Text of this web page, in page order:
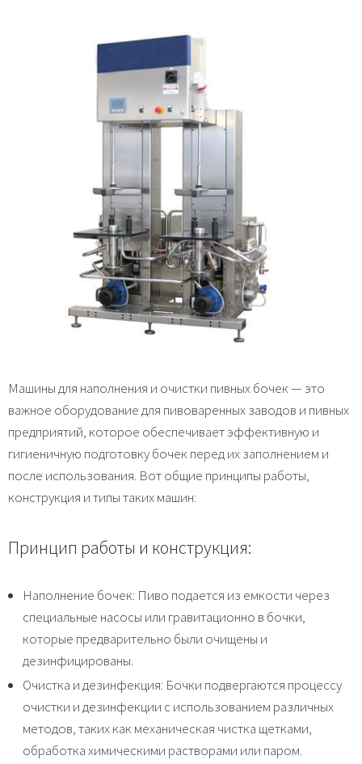
Машины для наполнения и очистки пивных бочек — это
важное оборудование для пивоваренных заводов и пивных
предприятий, которое обеспечивает эффективную и
гигиеничную подготовку бочек перед их заполнением и
после использования. Вот общие принципы работы,
конструкция и типы таких машин:
Принцип работы и конструкция:
Наполнение бочек: Пиво подается из емкости через
специальные насосы или гравитационно в бочки,
которые предварительно были очищены и
дезинфицированы.
Очистка и дезинфекция: Бочки подвергаются процессу
очистки и дезинфекции с использованием различных
методов, таких как механическая чистка щетками,
обработка химическими растворами или паром.